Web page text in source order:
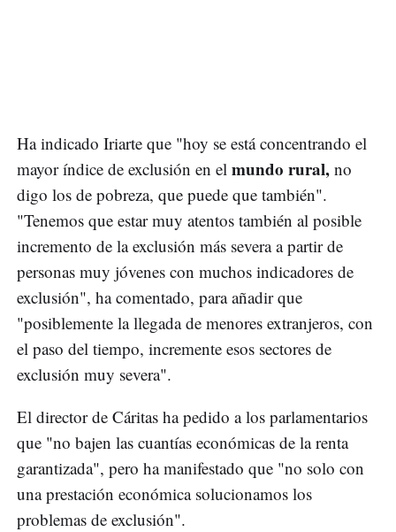
Ha indicado Iriarte que "hoy se está concentrando el
mayor índice de exclusión en el mundo rural, no
digo los de pobreza, que puede que también".
"Tenemos que estar muy atentos también al posible
incremento de la exclusión más severa a partir de
personas muy jóvenes con muchos indicadores de
exclusión", ha comentado, para añadir que
"posiblemente la llegada de menores extranjeros, con
el paso del tiempo, incremente esos sectores de
exclusión muy severa".
El director de Cáritas ha pedido a los parlamentarios
que "no bajen las cuantías económicas de la renta
garantizada", pero ha manifestado que "no solo con
una prestación económica solucionamos los
problemas de exclusión".